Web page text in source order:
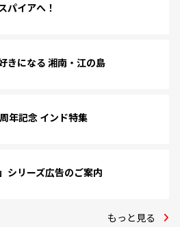
パイアへ！
きになる 湘南・江の島
年記念 インド特集
シリーズ広告のご案内
もっと見る